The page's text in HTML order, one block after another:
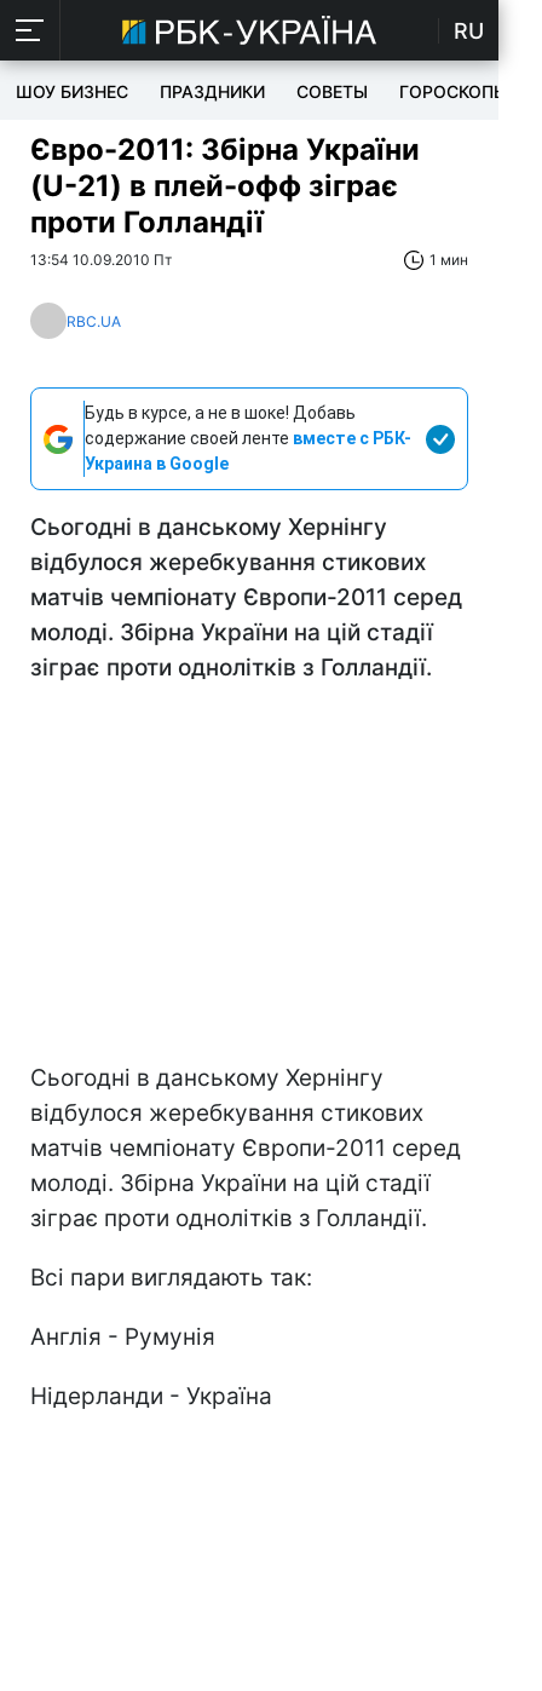
RU
ШОУ БИЗНЕС ПРАЗДНИКИ СОВЕТЫ ГОРОСКОПЫ
Євро-2011: Збірна України
(U-21) в плей-офф зіграє
проти Голландії
13:54 10.09.2010 Пт 1 мин
RBC.UA
Будь в курсе, а не в шоке! Добавь
содержание своей ленте вместе с РБК-
Украина в Google
Сьогодні в данському Хернінгу
відбулося жеребкування стикових
матчів чемпіонату Європи-2011 серед
молоді. Збірна України на цій стадії
зіграє проти однолітків з Голландії.
Сьогодні в данському Хернінгу
відбулося жеребкування стикових
матчів чемпіонату Європи-2011 серед
молоді. Збірна України на цій стадії
зіграє проти однолітків з Голландії.
Всі пари виглядають так:
Англія - Румунія
Нідерланди - Україна